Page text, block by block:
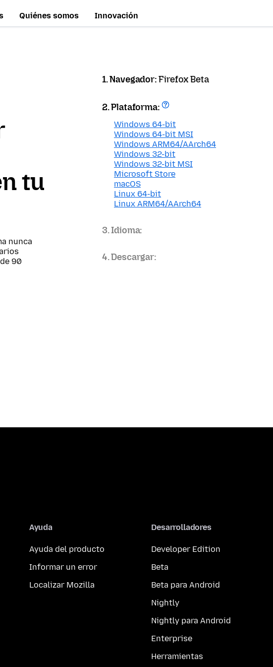
Quiénes somos Innovación
tu
nunca
90
1. Navegador:Firefox Beta
2. Plataforma:
Windows 64-bit
Windows 64-bit MSI
Windows ARM64/AArch64
Windows 32-bit
Windows 32-bit MSI
Microsoft Store
macOS
Linux 64-bit
Linux ARM64/AArch64
3. Idioma:
4. Descargar:
Ayuda
Ayuda del producto
Informar un error
Localizar Mozilla
Desarrolladores
Developer Edition
Beta
Beta para Android
Nightly
Nightly para Android
Enterprise
Herramientas